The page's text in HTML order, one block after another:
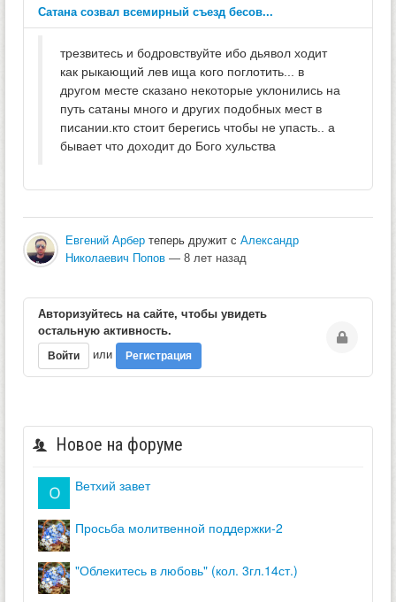
Сатана созвал вceмирный съезд бесов...
трезвитесь и бодровствуйте ибо дьявол ходит
как рыкающий лев ища кого поглотить... в
другом месте сказано некоторые уклонились на
путь сатаны много и других подобных мест в
писании.кто стоит берегись чтобы не упасть.. а
бывает что доходит до Бого хульства
Евгений Арбер теперь дружит с Александр
Николаевич Попов — 8 лет назад
Авторизуйтесь на сайте, чтобы увидеть
остальную активность.
Войти или Регистрация
Новое на форуме
ветхий завет
просьба молитвенной поддержки-2
"облекитесь в любовь" (кол. 3гл.14ст.)